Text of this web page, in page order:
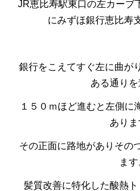
JR恵比寿駅東口の左カーブ
にみずほ銀行恵比寿
銀行をこえてすぐ左に曲が
ある通り
１５０ｍほど進むと左側に
ありま
その正面に路地がありその
ます
髪質改善に特化した酸熱